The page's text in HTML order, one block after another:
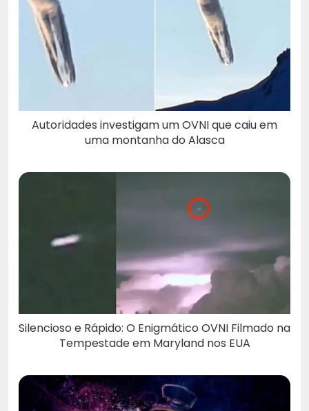
Autoridades investigam um OVNI que caiu em
uma montanha do Alasca
Silencioso e Rápido: O Enigmático OVNI Filmado na
Tempestade em Maryland nos EUA